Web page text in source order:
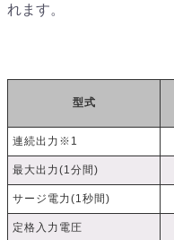
れます。
型式
連続出力※1
最大出力(1分間)
サージ電力(1秒間)
定格入力電圧